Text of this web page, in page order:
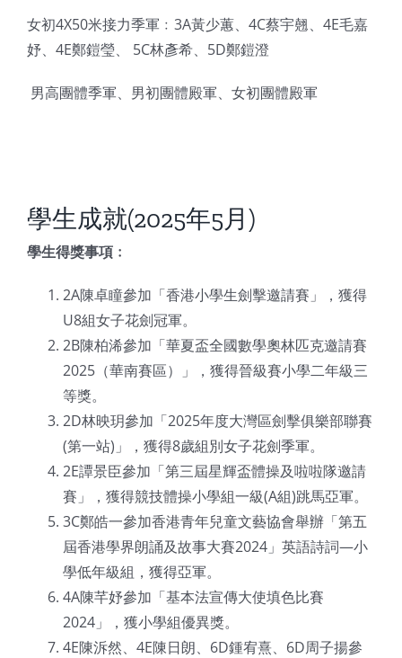
女初4X50米接力季軍﹕3A黃少蕙、4C蔡宇翹、4E毛嘉
妤、4E鄭鎧瑩、 5C林彥希、5D鄭鎧澄
 男高團體季軍、男初團體殿軍、女初團體殿軍
學生成就(2025年5月)
學生得獎事項﹕
2A陳卓瞳參加「香港小學生劍擊邀請賽」，獲得
U8組女子花劍冠軍。
2B陳柏浠參加「華夏盃全國數學奧林匹克邀請賽
2025（華南賽區）」，獲得晉級賽小學二年級三
等獎。
2D林映玥參加「2025年度大灣區劍擊俱樂部聯賽
(第一站)」，獲得8歲組別女子花劍季軍。
2E譚景臣參加「第三屆星輝盃體操及啦啦隊邀請
賽」，獲得競技體操小學組一級(A組)跳馬亞軍。
3C鄭皓一參加香港青年兒童文藝協會舉辦「第五
屆香港學界朗誦及故事大賽2024」英語詩詞—小
學低年級組，獲得亞軍。
4A陳芊妤參加「基本法宣傳大使填色比賽
2024」，獲小學組優異獎。
4E陳泝然、4E陳日朗、6D鍾宥熹、6D周子揚參